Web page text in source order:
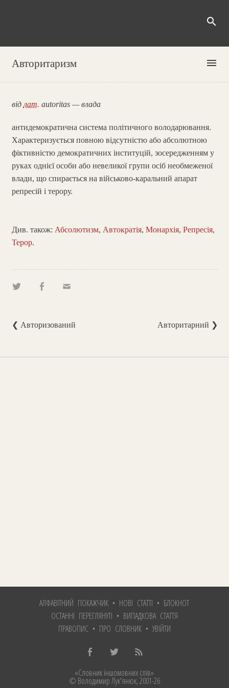
search
Авторитаризм menu
від лат. autoritas — влада
антидемократична система політичного володарювання.
Характеризується повною відсутністю або абсолютною
фіктивністю демократичних інституцій, зосередженням у
руках однієї особи або невеликої групи осіб необмеженої
влади, що спирається на військово-каральний апарат
репресій і терору.
Див. також: Абсолютизм, Автократія, Монархія, Репресія,
Терор.
❮ Авторизований Авторитарний ❯
АЛФАВІТНИЙ ПОКАЖЧИК • НОВІ СТАТТІ • БЛОКНОТ
ОСТАННІ ПЕРЕГЛЯНУТІ • ВИПАДКОВА СТАТТЯ
ПРАВОПИС• ПРО СЛОВНИК• УВІЙТИ
«Словник іншомовних слів»
© Володимир Лук'янюк, 2001-26